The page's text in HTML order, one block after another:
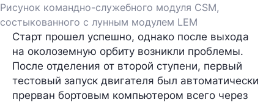
Рисунок командно-служебного модуля CSM,
состыкованного с лунным модулем LEM
Старт прошел успешно, однако после выхода
на околоземную орбиту возникли проблемы.
После отделения от второй ступени, первый
тестовый запуск двигателя был автоматически
прерван бортовым компьютером всего через